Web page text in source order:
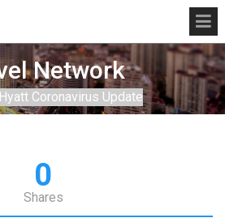
Network
Hyatt Coronavirus Update
0
Shares